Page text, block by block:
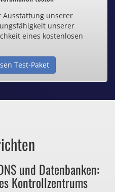
Domain
/ Monat
Zertifikate
auch zu viel
nicht brauchen?
Ausstattung unserer
unserer
eines kostenlosen
Test-Paket
und Datenbanken:
Kontrollzentrums